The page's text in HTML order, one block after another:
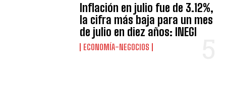
Inflación en julio fue de 3.12%,
la cifra más baja para un mes
de julio en diez años: INEGI
ECONOMÍA-NEGOCIOS